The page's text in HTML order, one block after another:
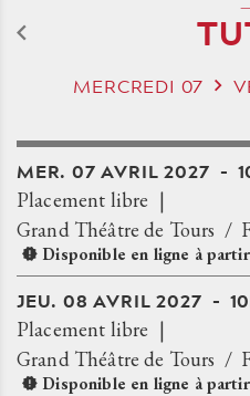
MERCREDI 07
MER. 07 AVRIL 2027
Placement libre
Grand Théâtre de Tours
Disponible en ligne à
JEU. 08 AVRIL 2027
Placement libre
Grand Théâtre de Tours
Disponible en ligne à